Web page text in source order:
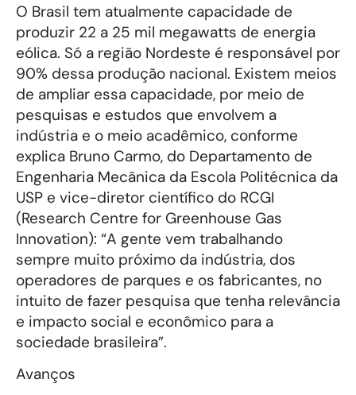
O Brasil tem atualmente capacidade de
produzir 22 a 25 mil megawatts de energia
eólica. Só a região Nordeste é responsável por
90% dessa produção nacional. Existem meios
de ampliar essa capacidade, por meio de
pesquisas e estudos que envolvem a
indústria e o meio acadêmico, conforme
explica Bruno Carmo, do Departamento de
Engenharia Mecânica da Escola Politécnica da
USP e vice-diretor científico do RCGI
(Research Centre for Greenhouse Gas
Innovation): “A gente vem trabalhando
sempre muito próximo da indústria, dos
operadores de parques e os fabricantes, no
intuito de fazer pesquisa que tenha relevância
e impacto social e econômico para a
sociedade brasileira”.
Avanços